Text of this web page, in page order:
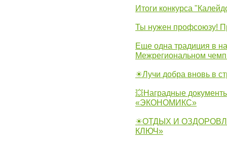
Итоги конкурса
Ты нужен профсоюзу!
Еще одна традиция в
Межрегиональном
☀Лучи добра вновь в
💥Наградные
«ЭКОНОМИКС»
☀ОТДЫХ И
КЛЮЧ»